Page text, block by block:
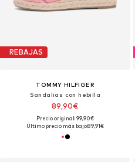
REBAJAS
TOMMY HILFIGER
Sandalias con hebilla
89,90€
Precio original: 99,90€
Último precio más bajo:89,91€